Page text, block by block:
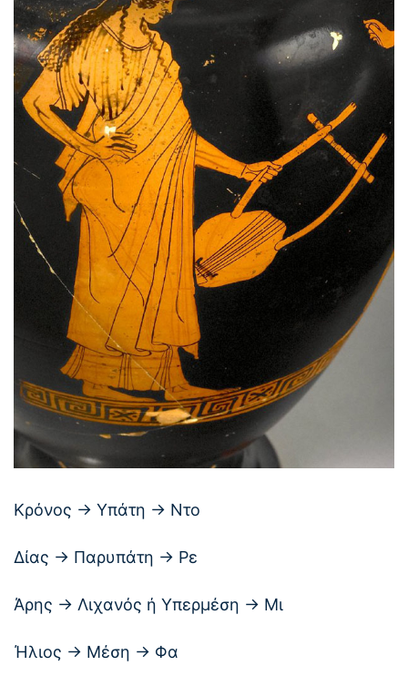
Κρόνος → Υπάτη → Ντο
Δίας → Παρυπάτη → Ρε
Άρης → Λιχανός ή Υπερμέση → Μι
Ήλιος → Μέση → Φα